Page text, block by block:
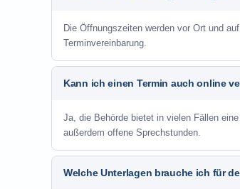
Die Öffnungszeiten werden vor Ort und
Terminvereinbarung.
Kann ich einen Termin auch online
Ja, die Behörde bietet in vielen Fällen
außerdem offene Sprechstunden.
Welche Unterlagen brauche ich für